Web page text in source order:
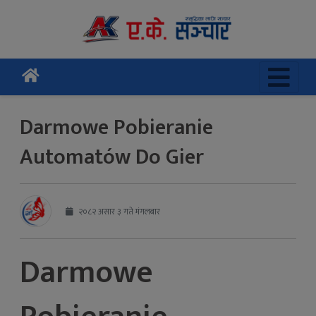
Darmowe Pobieranie
Automatów Do Gier
२०८२ असार ३ गते मंगलबार
Darmowe